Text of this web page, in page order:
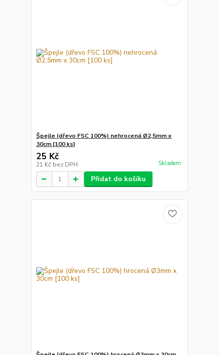
Špejle (dřevo FSC 100%) nehrocená Ø2,5mm x
30cm [100 ks]
25 Kč
21 Kč bez DPH Skladem
Přidat do košíku